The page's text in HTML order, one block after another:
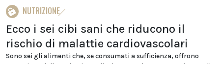
NUTRIZIONE
Ecco i sei cibi sani che riducono il
rischio di malattie cardiovascolari
Sono sei gli alimenti che, se consumati a sufficienza, offrono